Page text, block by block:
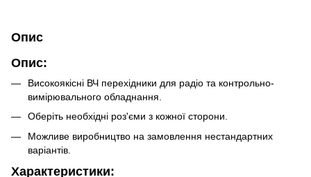
Опис
Опис:
Високоякісні ВЧ перехідники для радіо та контрольно-
вимірювального обладнання.
Оберіть необхідні роз'єми з кожної сторони.
Можливе виробництво на замовлення нестандартних
варіантів.
Характеристики: